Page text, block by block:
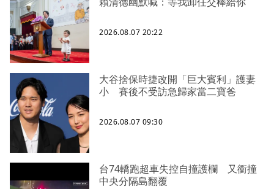
2026.08.07 20:22
大谷捨保時捷改開「巨大賓利」護妻
小 賽後不受訪急歸家當二寶爸
2026.08.07 09:30
台74轎跑超車失控自撞護欄 又衝撞
中央分隔島翻覆